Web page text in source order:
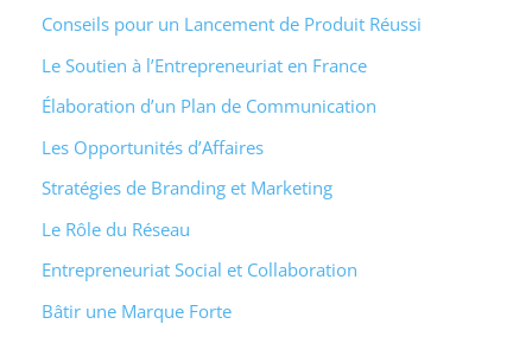
Conseils pour un Lancement de Produit Réussi
Le Soutien à l’Entrepreneuriat en France
Élaboration d’un Plan de Communication
Les Opportunités d’Affaires
Stratégies de Branding et Marketing
Le Rôle du Réseau
Entrepreneuriat Social et Collaboration
Bâtir une Marque Forte